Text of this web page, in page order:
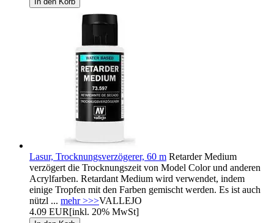
Lasur, Trocknungsverzögerer, 60 m Retarder Medium
verzögert die Trocknungszeit von Model Color und anderen
Acrylfarben. Retardant Medium wird verwendet, indem
einige Tropfen mit den Farben gemischt werden. Es ist auch
nützl ... mehr >>>VALLEJO
4.09 EUR[inkl. 20% MwSt]